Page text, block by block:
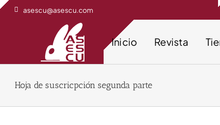
Saltar
asescu@asescu.com
Inicio Revista
Hoja de suscricpción segunda parte